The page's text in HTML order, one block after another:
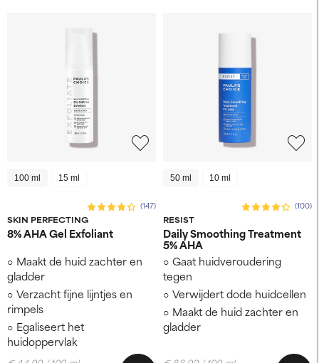
100 ml 15 ml
SKIN PERFECTING
(147)
8% AHA Gel Exfoliant
Maakt de huid zachter en
gladder
Verzacht fijne lijntjes en
rimpels
Egaliseert het
huidoppervlak
50 ml 10 ml
RESIST
(100)
Daily Smoothing Treatment
5% AHA
Gaat huidveroudering
tegen
Verwijdert dode huidcellen
Maakt de huid zachter en
gladder